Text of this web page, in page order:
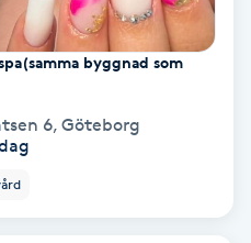
byggnad som
6, Göteborg